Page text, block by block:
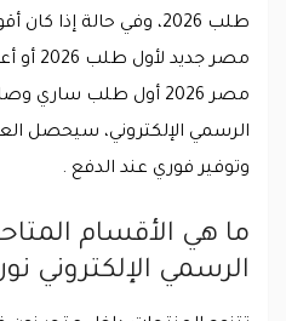
طلب 2026، وفي حالة
مصر
مصر 2026 أول طلب
الرسمي الإلكتروني، سيحصل
وتوفير فوري عند الدفع .
ما هي الأقسام
الرسمي الإلكتروني